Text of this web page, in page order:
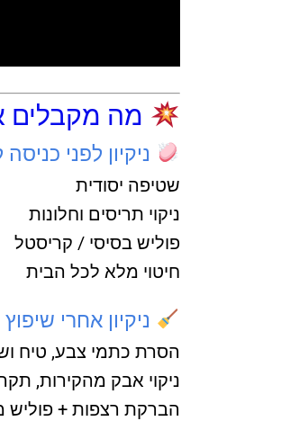
מה מקבלים
ניקיון לפני
שטיפה יסודית
ניקוי תריסים וחלונות
פוליש בסיסי / קריסטל
חיטוי מלא לכל הבית
ניקיון אחרי שיפוץ
הסרת כתמי צבע, טיח
ניקוי אבק מהקירות,
הברקת רצפות + פוליש